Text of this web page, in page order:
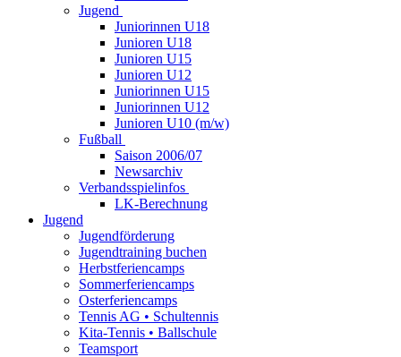
Jugend
Juniorinnen U18
Junioren U18
Junioren U15
Junioren U12
Juniorinnen U15
Juniorinnen U12
Junioren U10 (m/w)
Fußball
Saison 2006/07
Newsarchiv
Verbandsspielinfos
LK-Berechnung
Jugend
Jugendförderung
Jugendtraining buchen
Herbstferiencamps
Sommerferiencamps
Osterferiencamps
Tennis AG • Schultennis
Kita-Tennis • Ballschule
Teamsport